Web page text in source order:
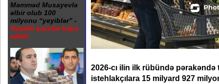
Məmməd Musayevlə
əlbir olub 100
milyonu “yeyiblər” -
Vəzifəli şəxslər həbs
edildi
2026-cı ilin ilk rübündə
istehlakçılara 15 milyard 927